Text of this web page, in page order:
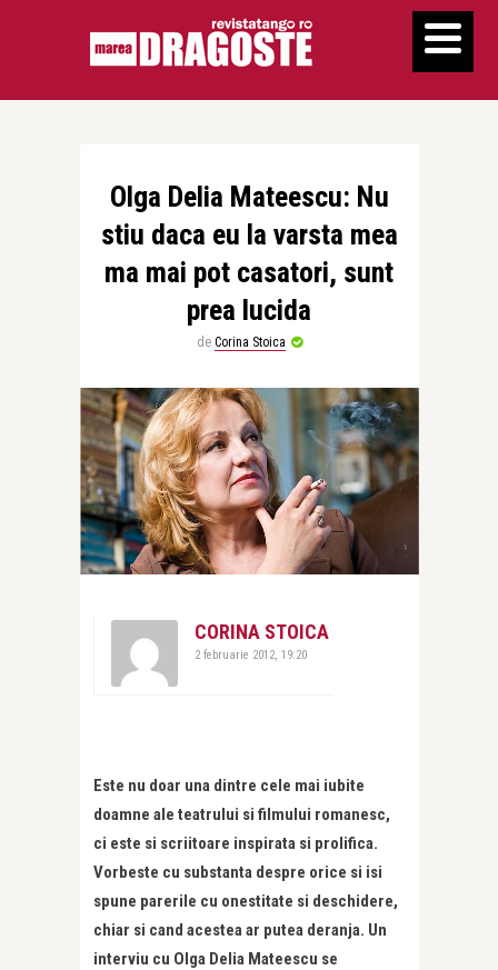
Olga Delia Mateescu: Nu
stiu daca eu la varsta mea
ma mai pot casatori, sunt
prea lucida
de Corina Stoica
CORINA STOICA
2 februarie 2012, 19:20
Este nu doar una dintre cele mai iubite
doamne ale teatrului si filmului romanesc,
ci este si scriitoare inspirata si prolifica.
Vorbeste cu substanta despre orice si isi
spune parerile cu onestitate si deschidere,
chiar si cand acestea ar putea deranja. Un
interviu cu Olga Delia Mateescu se